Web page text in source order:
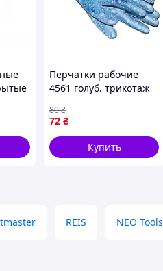
Перчатки рабочие
4561 голуб. трикотаж
полиуретан) 8р. ТМ
DOLONI
72 ₴
80₴
Купить
REIS NEO Tools